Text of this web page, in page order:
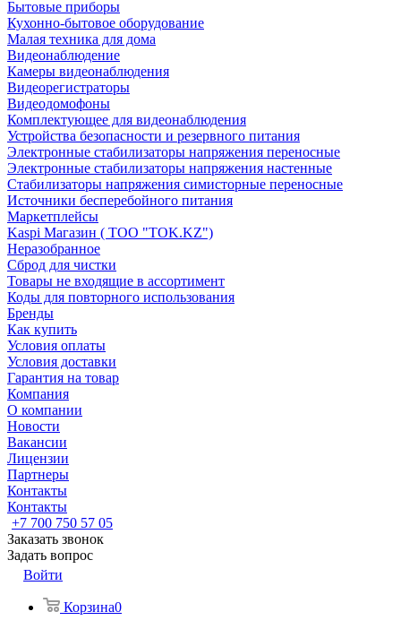
Бытовые приборы
Кухонно-бытовое оборудование
Малая техника для дома
Видеонаблюдение
Камеры видеонаблюдения
Видеорегистраторы
Видеодомофоны
Комплектующее для видеонаблюдения
Устройства безопасности и резервного питания
Электронные стабилизаторы напряжения переносные
Электронные стабилизаторы напряжения настенные
Стабилизаторы напряжения симисторные переносные
Источники бесперебойного питания
Маркетплейсы
Kaspi Магазин ( ТОО "TOK.KZ")
Неразобранное
Сброд для чистки
Товары не входящие в ассортимент
Коды для повторного использования
Бренды
Как купить
Условия оплаты
Условия доставки
Гарантия на товар
Компания
О компании
Новости
Вакансии
Лицензии
Партнеры
Контакты
Контакты
+7 700 750 57 05
Заказать звонок
Задать вопрос
Войти
Корзина0